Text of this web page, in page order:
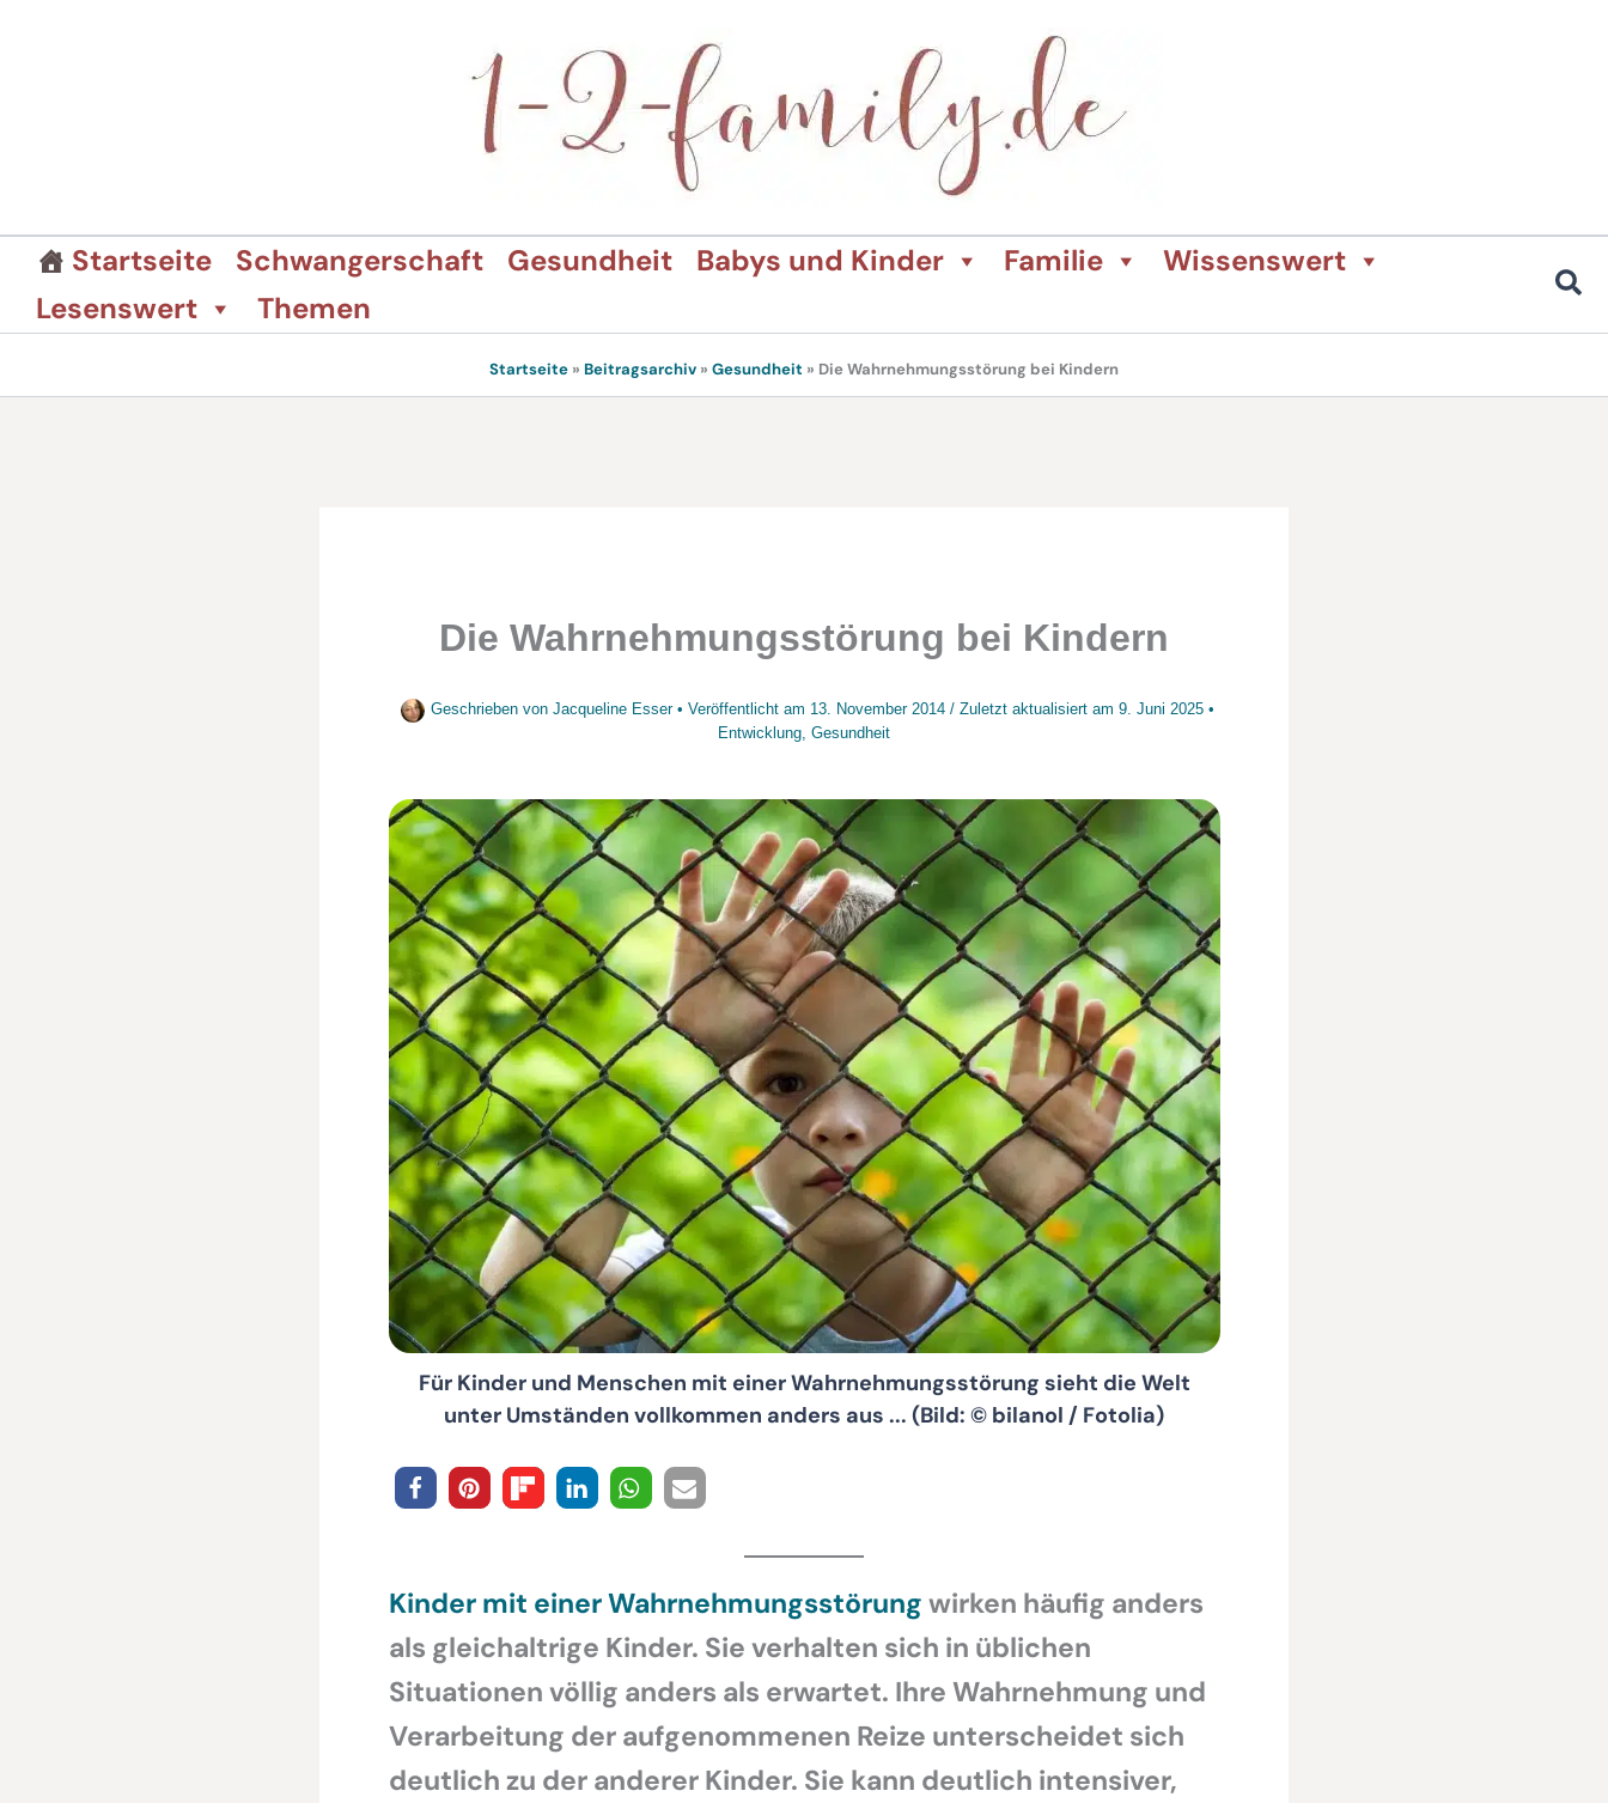
Startseite Schwangerschaft Gesundheit Babys und Kinder Familie
Wissenswert
Lesenswert
Themen
Startseite » Beitragsarchiv » Gesundheit » Die Wahrnehmungsstörung bei Kindern
Die Wahrnehmungsstörung bei Kindern
Geschrieben von Jacqueline Esser • Veröffentlicht am 13. November 2014 / Zuletzt aktualisiert am 9. Juni 2025•
Entwicklung Gesundheit
Für Kinder und Menschen mit einer Wahrnehmungsstörung sieht die Welt
unter Umständen vollkommen anders aus ... (Bild: © bilanol / Fotolia)
Kinder mit einer Wahrnehmungsstörung wirken häufig anders
als gleichaltrige Kinder. Sie verhalten sich in üblichen
Situationen völlig anders als erwartet. Ihre Wahrnehmung und
Verarbeitung der aufgenommenen Reize unterscheidet sich
deutlich zu der anderer Kinder. Sie kann deutlich intensiver,